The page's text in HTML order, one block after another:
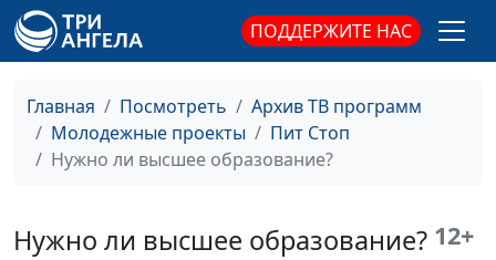
ПОДДЕРЖИТЕ НАС
Главная Посмотреть
Архив ТВ программ
Молодежные проекты
Пит Стоп
Нужно ли высшее образование?
Нужно ли высшее образование? 12+
Закаменных, Егор Суслов
Сила страха
Дмитрий Булатов, Елена
Закаменных, Егор Суслов
#96
Доверяй, но
Дмитрий Булатов,
Даниил Егоров